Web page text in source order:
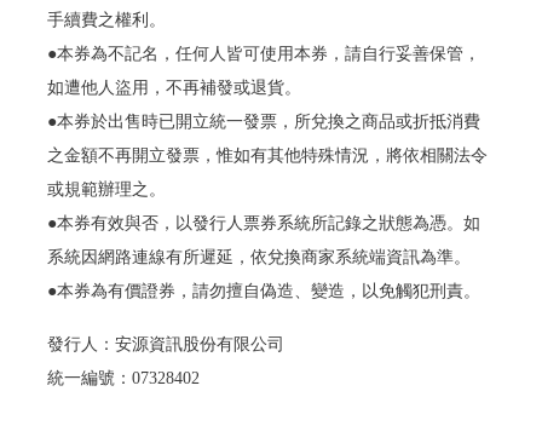
手續費之權利。
●本券為不記名，任何人皆可使用本券，請自行妥善保管，
如遭他人盜用，不再補發或退貨。
●本券於出售時已開立統一發票，所兌換之商品或折抵消費
之金額不再開立發票，惟如有其他特殊情況，將依相關法令
或規範辦理之。
●本券有效與否，以發行人票券系統所記錄之狀態為憑。如
系統因網路連線有所遲延，依兌換商家系統端資訊為準。
●本券為有價證券，請勿擅自偽造、變造，以免觸犯刑責。
發行人：安源資訊股份有限公司
統一編號：07328402